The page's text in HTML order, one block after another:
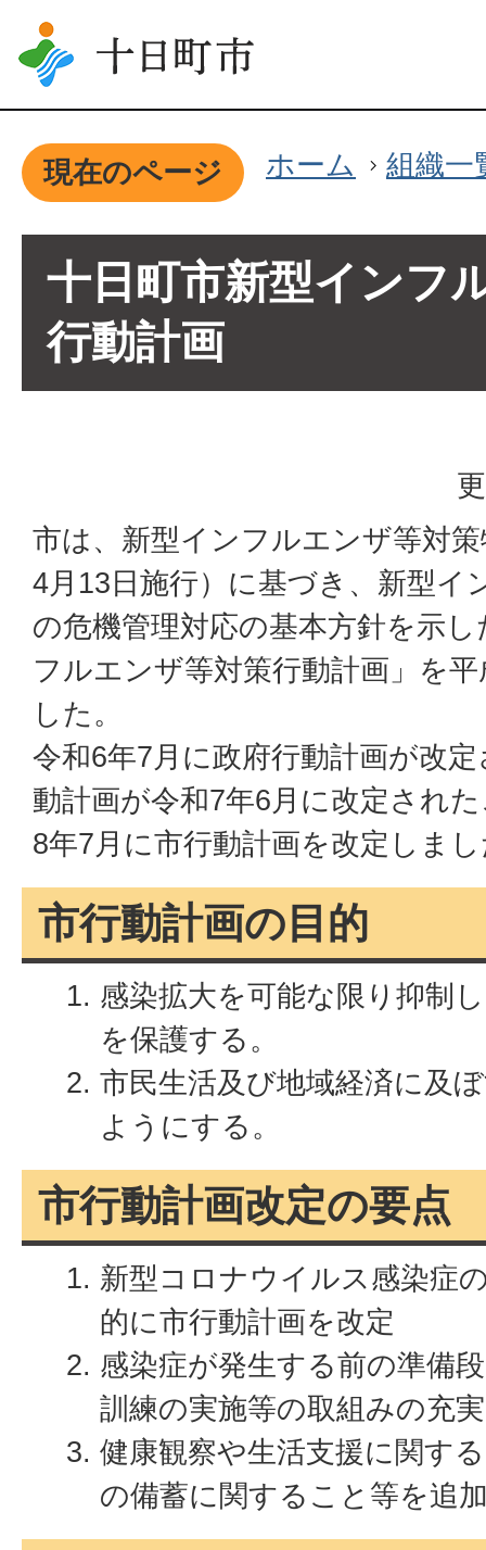
現在のページ ホーム 組織一
十日町市新型インフ
行動計画
市は、新型インフルエンザ等対
4月13日施行）に基づき、新型イ
の危機管理対応の基本方針を示
フルエンザ等対策行動計画」を
した。
令和6年7月に政府行動計画が改
動計画が令和7年6月に改定され
8年7月に市行動計画を改定しま
市行動計画の目的
感染拡大を可能な限り抑制
を保護する。
市民生活及び地域経済に及
ようにする。
市行動計画改定の要点
新型コロナウイルス感染症
的に市行動計画を改定
感染症が発生する前の準備
訓練の実施等の取組みの充実
健康観察や生活支援に関す
の備蓄に関すること等を追